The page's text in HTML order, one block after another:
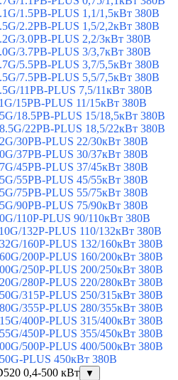
1.5PB-PLUS 1,1/1,5кВт 380В
2.2PB-PLUS 1,5/2,2кВт 380В
3.0PB-PLUS 2,2/3кВт 380В
3.7PB-PLUS 3/3,7кВт 380В
5.5PB-PLUS 3,7/5,5кВт 380В
7.5PB-PLUS 5,5/7,5кВт 380В
11PB-PLUS 7,5/11кВт 380В
15PB-PLUS 11/15кВт 380В
18.5PB-PLUS 15/18,5кВт 380В
22PB-PLUS 18,5/22кВт 380В
30PB-PLUS 22/30кВт 380В
37PB-PLUS 30/37кВт 380В
45PB-PLUS 37/45кВт 380В
55PB-PLUS 45/55кВт 380В
75PB-PLUS 55/75кВт 380В
90PB-PLUS 75/90кВт 380В
110P-PLUS 90/110кВт 380В
132P-PLUS 110/132кВт 380В
160P-PLUS 132/160кВт 380В
200P-PLUS 160/200кВт 380В
250P-PLUS 200/250кВт 380В
280P-PLUS 220/280кВт 380В
315P-PLUS 250/315кВт 380В
355P-PLUS 280/355кВт 380В
400P-PLUS 315/400кВт 380В
450P-PLUS 355/450кВт 380В
500P-PLUS 400/500кВт 380В
PLUS 450кВт 380В
0,4-500 кВт
▼